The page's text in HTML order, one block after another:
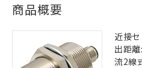
商品概要
近接
出距
流2線